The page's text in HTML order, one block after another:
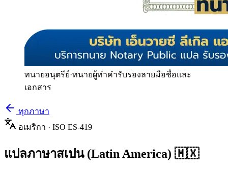
ทนายอนุตรีย์·ทนายผู้ทำคำรับรองลายมือชื่อและ
เอกสาร
ทุกภาษา
อเมริกา · ISO ES-419
แปลภาษาสเปน (Latin America) 🇲🇽